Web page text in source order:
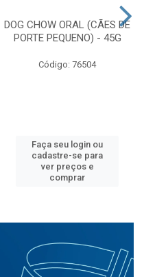
DOG CHOW ORAL (CÃES DE
PORTE PEQUENO) - 45G
Código: 76504
Faça seu login ou
cadastre-se para
ver preços e
comprar